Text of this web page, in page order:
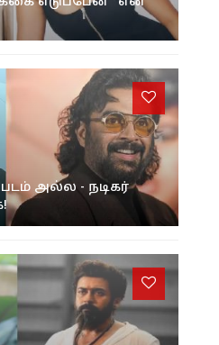
படம் அல்ல - நடிகர்